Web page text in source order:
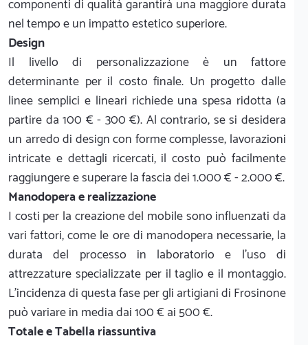
componenti di qualità garantirà una maggiore durata
nel tempo e un impatto estetico superiore.
Design
Il livello di personalizzazione è un fattore
determinante per il costo finale. Un progetto dalle
linee semplici e lineari richiede una spesa ridotta (a
partire da 100 € - 300 €). Al contrario, se si desidera
un arredo di design con forme complesse, lavorazioni
intricate e dettagli ricercati, il costo può facilmente
raggiungere e superare la fascia dei 1.000 € - 2.000 €.
Manodopera e realizzazione
I costi per la creazione del mobile sono influenzati da
vari fattori, come le ore di manodopera necessarie, la
durata del processo in laboratorio e l'uso di
attrezzature specializzate per il taglio e il montaggio.
L'incidenza di questa fase per gli artigiani di Frosinone
può variare in media dai 100 € ai 500 €.
Totale e Tabella riassuntiva